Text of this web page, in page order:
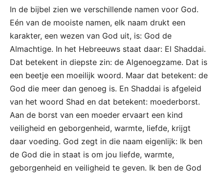
In de bijbel zien we verschillende namen voor God.
Eén van de mooiste namen, elk naam drukt een
karakter, een wezen van God uit, is: God de
Almachtige. In het Hebreeuws staat daar: El Shaddai.
Dat betekent in diepste zin: de Algenoegzame. Dat is
een beetje een moeilijk woord. Maar dat betekent: de
God die meer dan genoeg is. En Shaddai is afgeleid
van het woord Shad en dat betekent: moederborst.
Aan de borst van een moeder ervaart een kind
veiligheid en geborgenheid, warmte, liefde, krijgt
daar voeding. God zegt in die naam eigenlijk: Ik ben
de God die in staat is om jou liefde, warmte,
geborgenheid en veiligheid te geven. Ik ben de God